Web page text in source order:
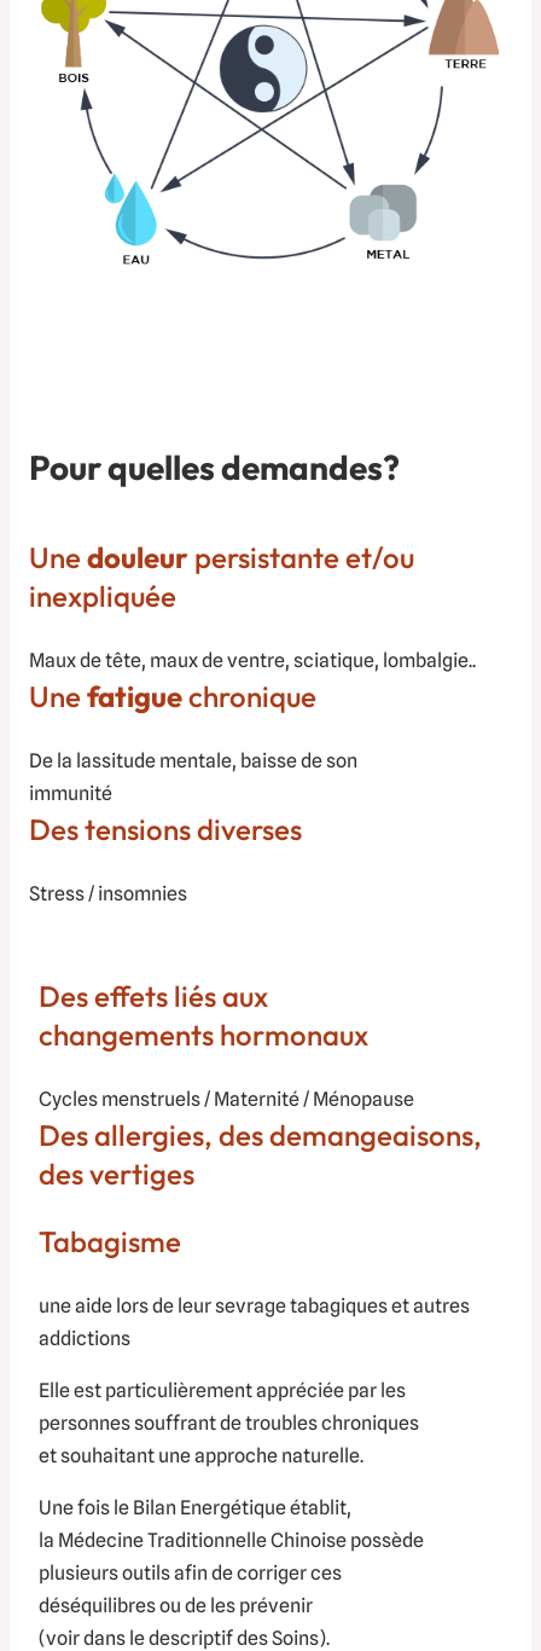
Pour quelles demandes?
Unedouleur persistante et/ou
inexpliquée
Maux de tête, maux de ventre, sciatique, lombalgie..
Unefatiguechronique
De la lassitude mentale, baisse de son
immunité
Des tensions diverses
Stress / insomnies
Des effets liés aux
changements hormonaux
Cycles menstruels / Maternité / Ménopause
Des allergies, des demangeaisons,
des vertiges
Tabagisme
une aide lors de leur sevrage tabagiques et autres
addictions
Elle est particulièrement appréciée par les
personnes souffrant de troubles chroniques
et souhaitant une approche naturelle.
Une fois le Bilan Energétique établit,
la Médecine Traditionnelle Chinoise possède
plusieurs outils afin de corriger ces
déséquilibres ou de les prévenir
(voir dans le descriptif des Soins).